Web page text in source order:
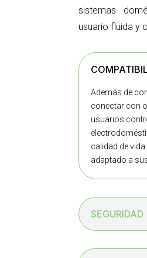
sistemas
usuario fluida y
Además de
conectar con
usuarios
calidad de
adaptado a
SEGURIDAD